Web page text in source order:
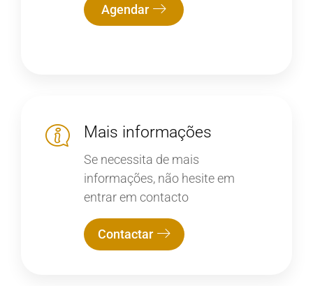
Agendar
Mais informações
Se necessita de mais
informações, não hesite em
entrar em contacto
Contactar